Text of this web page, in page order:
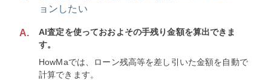
ョンしたい
A.
AI査定を使っておおよその手残り金額を算出できま
す。
HowMaでは、ローン残高等を差し引いた金額を自動で
計算できます。